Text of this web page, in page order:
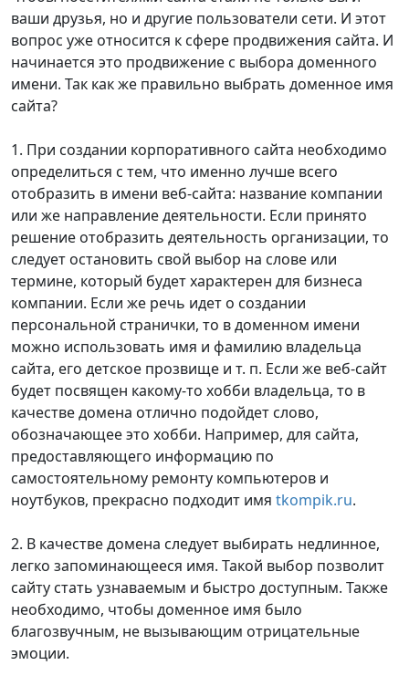
ваши друзья, но и другие пользователи сети. И этот
вопрос уже относится к сфере продвижения сайта. И
начинается это продвижение с выбора доменного
имени. Так как же правильно выбрать доменное имя
сайта?
1. При создании корпоративного сайта необходимо
определиться с тем, что именно лучше всего
отобразить в имени веб-сайта: название компании
или же направление деятельности. Если принято
решение отобразить деятельность организации, то
следует остановить свой выбор на слове или
термине, который будет характерен для бизнеса
компании. Если же речь идет о создании
персональной странички, то в доменном имени
можно использовать имя и фамилию владельца
сайта, его детское прозвище и т. п. Если же веб-сайт
будет посвящен какому-то хобби владельца, то в
качестве домена отлично подойдет слово,
обозначающее это хобби. Например, для сайта,
предоставляющего информацию по
самостоятельному ремонту компьютеров и
ноутбуков, прекрасно подходит имя tkompik.ru.
2. В качестве домена следует выбирать недлинное,
легко запоминающееся имя. Такой выбор позволит
сайту стать узнаваемым и быстро доступным. Также
необходимо, чтобы доменное имя было
благозвучным, не вызывающим отрицательные
эмоции.